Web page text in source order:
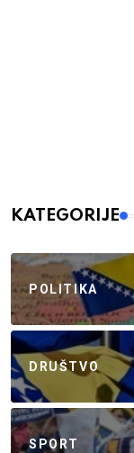
KATEGORIJE
POLITIKA
DRUŠTVO
SPORT